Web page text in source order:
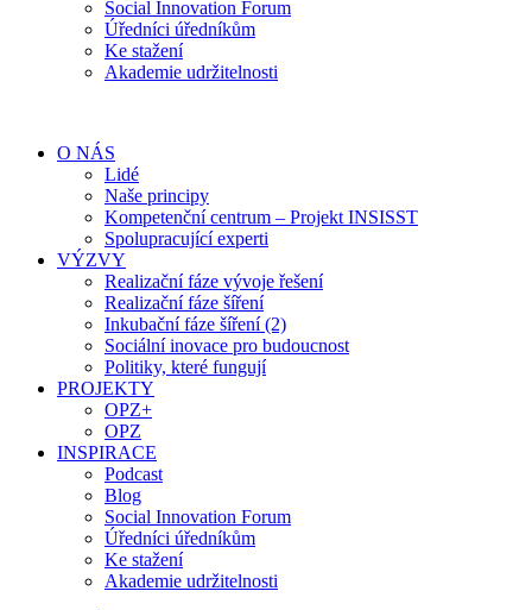
Social Innovation Forum
Úředníci úředníkům
Ke stažení
Akademie udržitelnosti
O NÁS
Lidé
Naše principy
Kompetenční centrum – Projekt INSISST
Spolupracující experti
VÝZVY
Realizační fáze vývoje řešení
Realizační fáze šíření
Inkubační fáze šíření (2)
Sociální inovace pro budoucnost
Politiky, které fungují
PROJEKTY
OPZ+
OPZ
INSPIRACE
Podcast
Blog
Social Innovation Forum
Úředníci úředníkům
Ke stažení
Akademie udržitelnosti